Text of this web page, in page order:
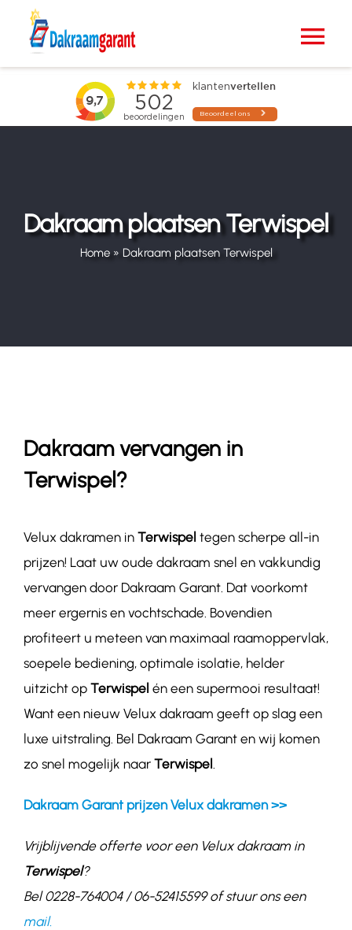
Blogs
Dakraam plaatsen Terwispel
Home» Dakraam plaatsen Terwispel
Dakraam vervangen in
Terwispel?
Velux dakramen in Terwispel tegen scherpe all-in
prijzen! Laat uw oude dakraam snel en vakkundig
vervangen door Dakraam Garant. Dat voorkomt
meer ergernis en vochtschade. Bovendien
profiteert u meteen van maximaal raamoppervlak,
soepele bediening, optimale isolatie, helder
uitzicht op Terwispel én een supermooi resultaat!
Want een nieuw Velux dakraam geeft op slag een
luxe uitstraling. Bel Dakraam Garant en wij komen
zo snel mogelijk naar Terwispel .
Dakraam Garant prijzen Velux dakramen >>
Vrijblijvende offerte voor een Velux dakraam in
Terwispel?
Bel 0228-764004 / 06-52415599 of stuur ons een
mail.